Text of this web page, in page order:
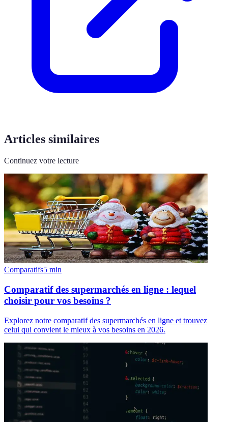
Articles similaires
Continuez votre lecture
Comparatifs5 min
Comparatif des supermarchés en ligne : lequel
choisir pour vos besoins ?
Explorez notre comparatif des supermarchés en ligne et trouvez
celui qui convient le mieux à vos besoins en 2026.